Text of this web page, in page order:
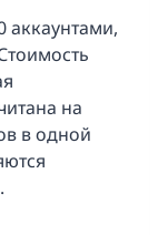
аккаунтами,
на
в одной